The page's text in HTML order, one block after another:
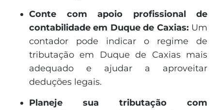
Conte com apoio profissional de
contabilidade em Duque de Caxias: Um
contador pode indicar o regime de
tributação em Duque de Caxias mais
adequado e ajudar a aproveitar
deduções legais.
Planeje sua tributação com